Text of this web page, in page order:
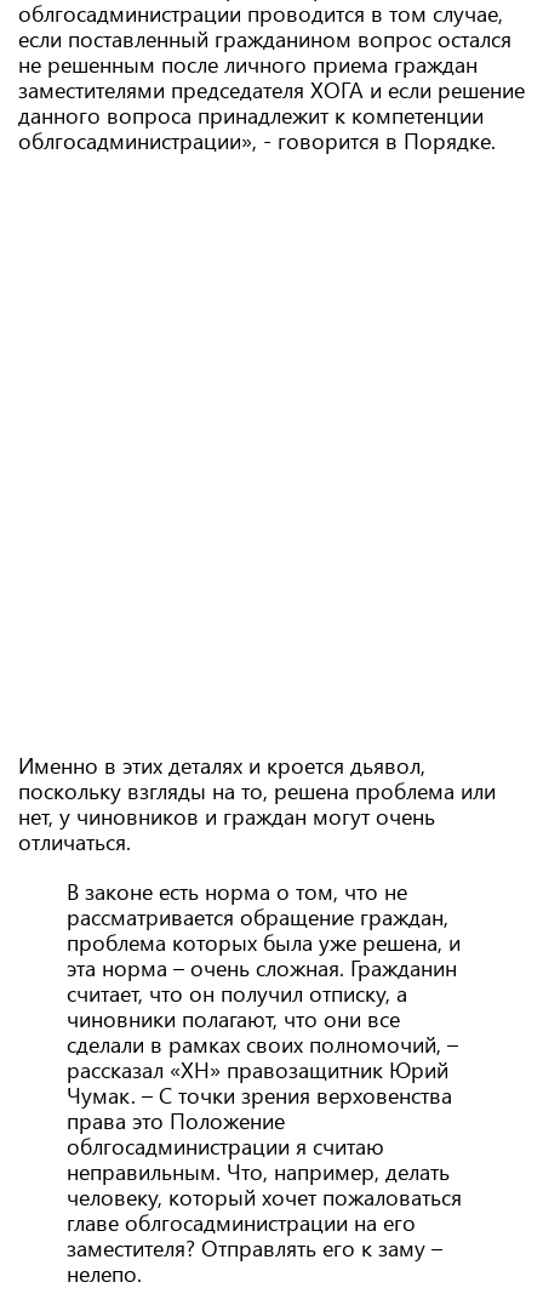
облгосадминистрации проводится в том случае,
если поставленный гражданином вопрос остался
не решенным после личного приема граждан
заместителями председателя ХОГА и если решение
данного вопроса принадлежит к компетенции
облгосадминистрации», - говорится в Порядке.
Именно в этих деталях и кроется дьявол,
поскольку взгляды на то, решена проблема или
нет, у чиновников и граждан могут очень
отличаться.
В законе есть норма о том, что не
рассматривается обращение граждан,
проблема которых была уже решена, и
эта норма – очень сложная. Гражданин
считает, что он получил отписку, а
чиновники полагают, что они все
сделали в рамках своих полномочий, –
рассказал «ХН» правозащитник Юрий
Чумак. – С точки зрения верховенства
права это Положение
облгосадминистрации я считаю
неправильным. Что, например, делать
человеку, который хочет пожаловаться
главе облгосадминистрации на его
заместителя? Отправлять его к заму –
нелепо.